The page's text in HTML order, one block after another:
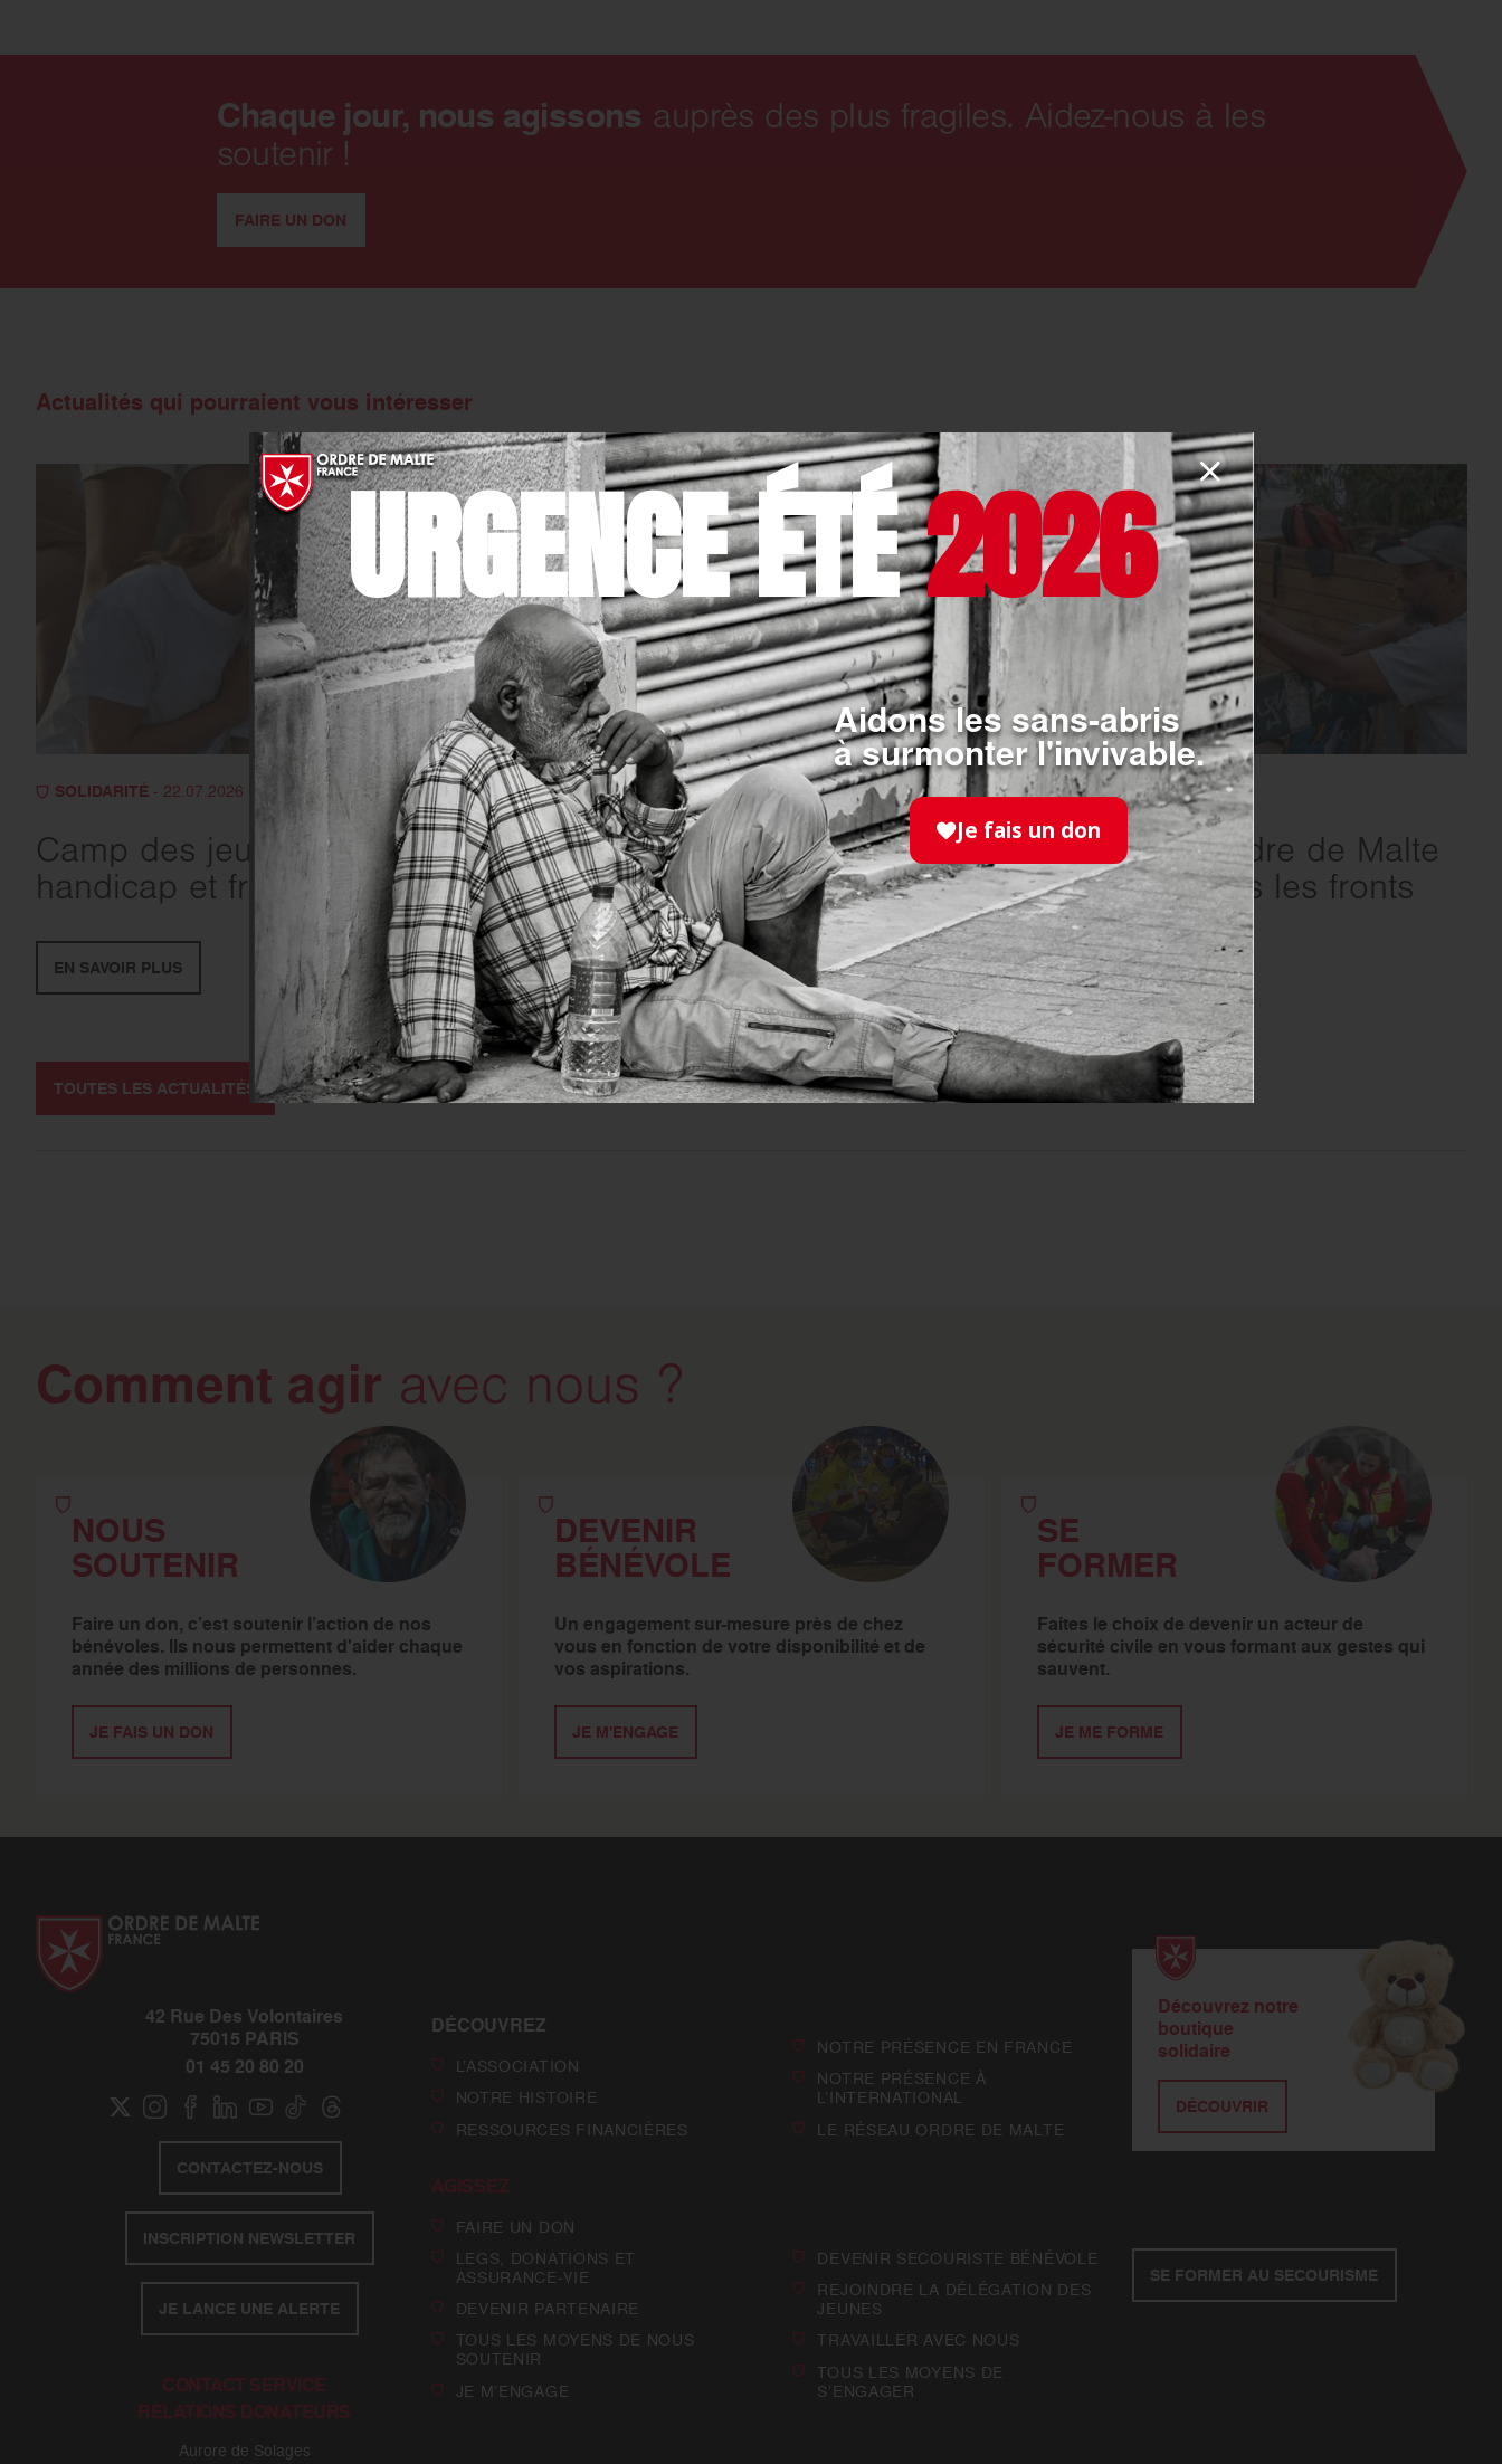
Chaque jour, nous agissons auprès des plus fragiles. Aidez-nous à les
soutenir !
FAIRE UN DON
Actualités qui pourraient vous intéresser
SOLIDARITÉ- 22.07.2026
Camp des jeunes :
handicap et fraternité
EN SAVOIR PLUS
SOLIDARITÉ - 21.07.2026
La maraude pédestre de
Clichy fête son premier
anniversaire !
EN SAVOIR PLUS
SOLIDARITÉ- 17.07.2026
Canicule : l’Ordre de Malte
France sur tous les fronts
EN SAVOIR PLUS
TOUTES LES ACTUALITÉS
Comment agir avec nous ?
NOUS
SOUTENIR
Faire un don, c’est soutenir l’action de nos
bénévoles. Ils nous permettent d'aider chaque
année des millions de personnes.
JE FAIS UN DON
DEVENIR
BÉNÉVOLE
Un engagement sur-mesure près de chez
vous en fonction de votre disponibilité et de
vos aspirations.
JE M'ENGAGE
SE
FORMER
Faites le choix de devenir un acteur de
sécurité civile en vous formant aux gestes qui
sauvent.
JE ME FORME
42 Rue Des Volontaires
75015 PARIS
01 45 20 80 20
CONTACTEZ-NOUS
INSCRIPTION NEWSLETTER
JE LANCE UNE ALERTE
CONTACT SERVICE
RELATIONS DONATEURS
Aurore de Solages
DÉCOUVREZ
L’ASSOCIATION
NOTRE HISTOIRE
RESSOURCES FINANCIÈRES
NOTRE PRÉSENCE EN FRANCE
NOTRE PRÉSENCE À
L’INTERNATIONAL
LE RÉSEAU ORDRE DE MALTE
Découvrez notre
boutique
solidaire
DÉCOUVRIR
AGISSEZ
FAIRE UN DON
LEGS, DONATIONS ET
ASSURANCE-VIE
DEVENIR PARTENAIRE
TOUS LES MOYENS DE NOUS
SOUTENIR
JE M’ENGAGE
DEVENIR SECOURISTE BÉNÉVOLE
REJOINDRE LA DÉLÉGATION DES
JEUNES
TRAVAILLER AVEC NOUS
TOUS LES MOYENS DE
S’ENGAGER
SE FORMER AU SECOURISME
URGENCE ÉTÉ2026
Aidons les sans-abris
à surmonter l'invivable.
Je fais un don